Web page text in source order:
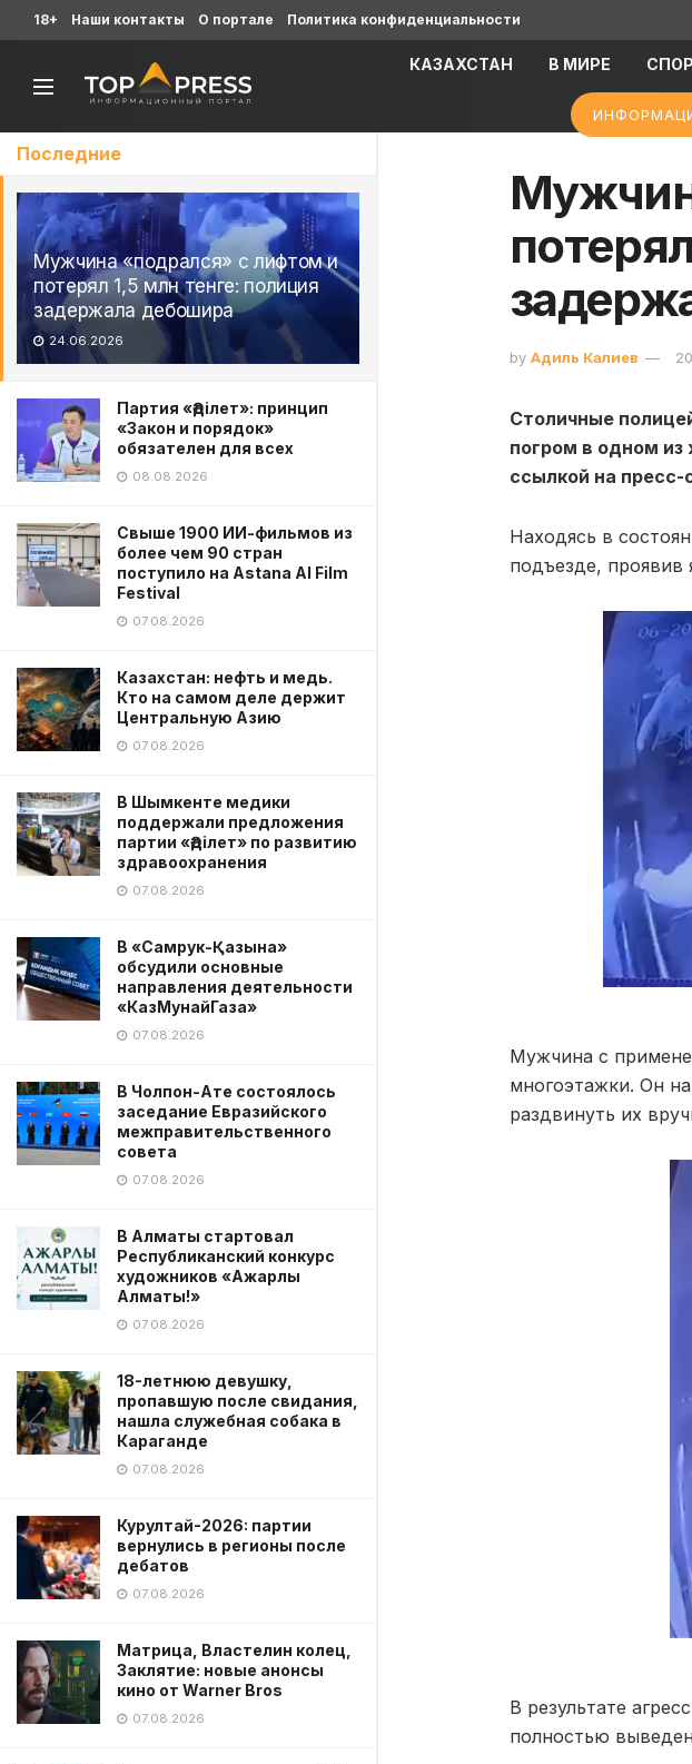
Последние
Мужчина «подрался» с лифтом и
потерял 1,5 млн тенге: полиция
задержала дебошира
24.06.2026
Партия «Әділет»: принцип
«Закон и порядок»
обязателен для всех
08.08.2026
Свыше 1900 ИИ-фильмов из
более чем 90 стран
поступило на Astana AI Film
Festival
07.08.2026
Казахстан: нефть и медь.
Кто на самом деле держит
Центральную Азию
07.08.2026
В Шымкенте медики
поддержали предложения
партии «Әділет» по развитию
здравоохранения
07.08.2026
В «Самрук-Қазына»
обсудили основные
направления деятельности
«КазМунайГаза»
07.08.2026
В Чолпон-Ате состоялось
заседание Евразийского
межправительственного
совета
07.08.2026
В Алматы стартовал
Республиканский конкурс
художников «Ажарлы
Алматы!»
07.08.2026
18-летнюю девушку,
пропавшую после свидания,
нашла служебная собака в
Караганде
07.08.2026
Курултай-2026: партии
вернулись в регионы после
дебатов
07.08.2026
Матрица, Властелин колец,
Заклятие: новые анонсы
кино от Warner Bros
07.08.2026
18+ Наши контакты О портале Политика конфиденциальности
КАЗАХСТАН В МИРЕ
by Адиль Калиев
Столичные
погром в одном из
ссылкой на
Находясь в
подъезде,
Мужчина с
многоэтажки. Он
раздвинуть их
В результате
полностью